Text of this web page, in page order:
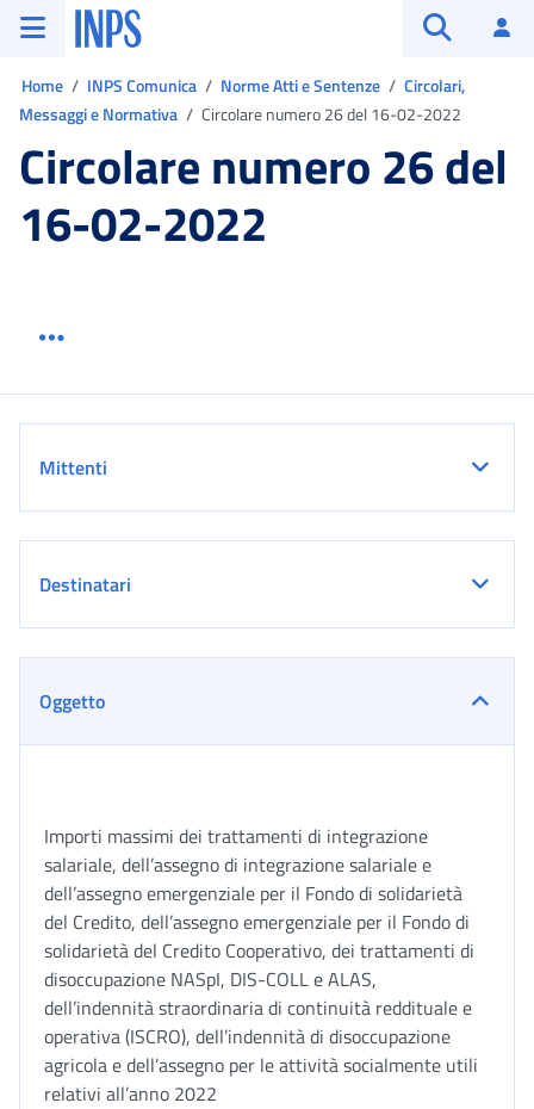
Vai al menu principale
Vai al contenuto principale
Vai al pie' di pagina
INPS ()
Home INPS Comunica Norme Atti e Sentenze
Circolari,
Messaggi e Normativa
Circolare numero 26 del 16-02-2022
Circolare numero 26 del
16-02-2022
Mittenti
Destinatari
Oggetto
Importi massimi dei trattamenti di integrazione
salariale, dell’assegno di integrazione salariale e
dell’assegno emergenziale per il Fondo di solidarietà
del Credito, dell’assegno emergenziale per il Fondo di
solidarietà del Credito Cooperativo, dei trattamenti di
disoccupazione NASpI, DIS-COLL e ALAS,
dell’indennità straordinaria di continuità reddituale e
operativa (ISCRO), dell’indennità di disoccupazione
agricola e dell’assegno per le attività socialmente utili
relativi all’anno 2022